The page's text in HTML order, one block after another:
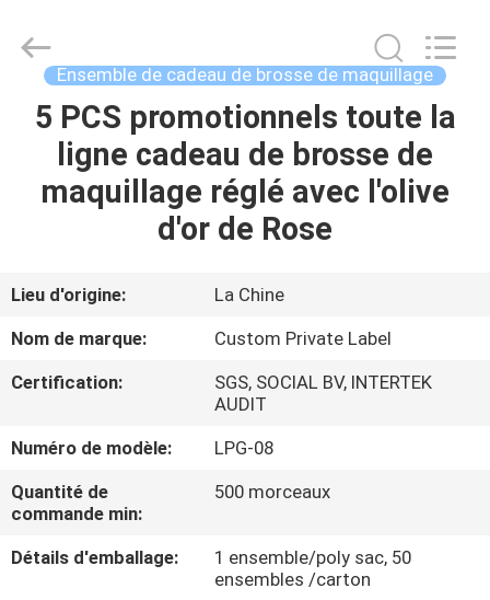
MAISON
PRODUITS
SUJET
DE
NOUS
VISITE
D'USINE
CONTRÔLE
Chanmy
Cosmetics
Reserved.
Ensemble de cadeau de brosse de maquillage
5 PCS promotionnels toute la
ligne cadeau de brosse de
maquillage réglé avec l'olive
d'or de Rose
Lieu d'origine:
La Chine
Nom de marque:
Custom Private Label
Certification:
SGS, SOCIAL BV, INTERTEK
AUDIT
Numéro de modèle:
LPG-08
Quantité de
commande min:
500 morceaux
Détails d'emballage:
1 ensemble/poly sac, 50
ensembles /carton